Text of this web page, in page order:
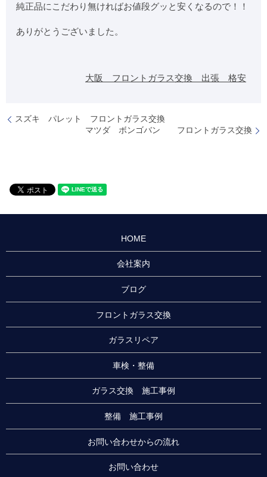
純正品にこだわり無ければお値段グッと安くなるので！！
ありがとうございました。
大阪 フロントガラス交換 出張 格安
スズキ パレット フロントガラス交換
マツダ ボンゴバン フロントガラス交換
HOME
会社案内
ブログ
フロントガラス交換
ガラスリペア
車検・整備
ガラス交換 施工事例
整備 施工事例
お問い合わせからの流れ
お問い合わせ